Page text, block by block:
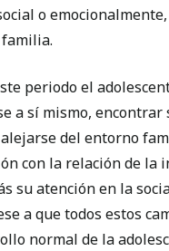
o
periodo el
a sí mismo,
del entorno
con la relación de la
su atención en la
a que todos estos
normal de la